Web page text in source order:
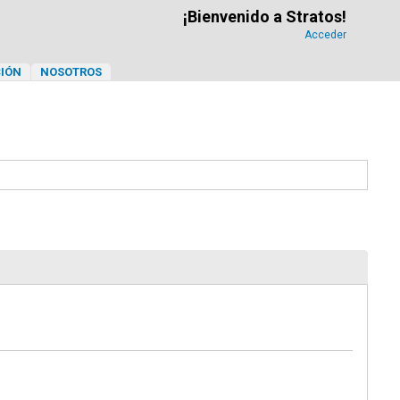
¡Bienvenido a Stratos!
Acceder
NOSOTROS